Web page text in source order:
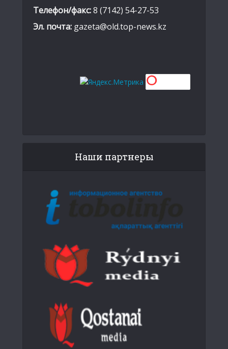
Телефон/факс:8 (7142) 54-27-53
Эл. почта: gazeta@old.top-news.kz
Наши партнеры